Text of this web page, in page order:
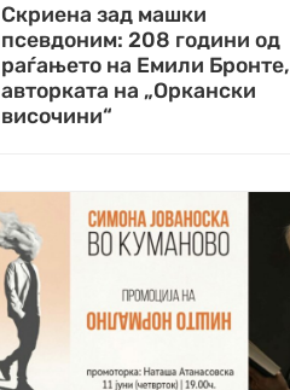
Скриена зад машки
псевдоним: 208 години од
раѓањето на Емили Бронте,
авторката на „Оркански
височини“